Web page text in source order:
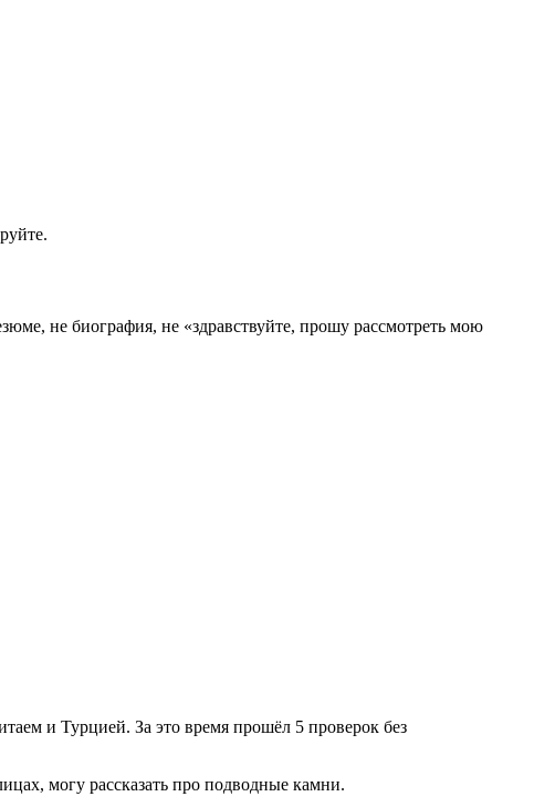
не биография, не «здравствуйте, прошу рассмотреть мою
и Турцией. За это время прошёл 5 проверок без
могу рассказать про подводные камни.